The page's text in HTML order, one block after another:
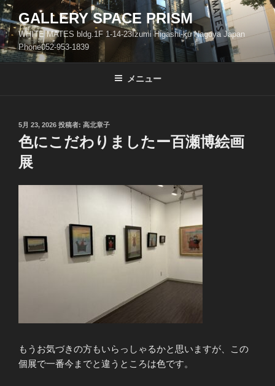
コ
ン
テ
ン
ツ
GALLERY SPACE PRISM
WHITE MATES bldg.1F 1-14-23Izumi Higashi-ku Nagoya Japan
Phone052-953-1839
メニュー
投
稿
日:
5月 23, 2026 投稿者: 高北章子
色にこだわりましたー百瀬博絵画
展
もうお気づきの方もいらっしゃるかと思いますが、この
個展で一番今までと違うところは色です。